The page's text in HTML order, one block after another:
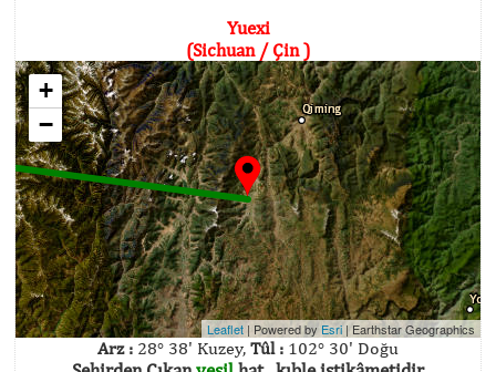
Yuexi
(Sichuan / Çin )
+
−
Leaflet | Powered by Esri|Earthstar Geographics
Arz : 28° 38' Kuzey, Tûl : 102° 30' Doğu